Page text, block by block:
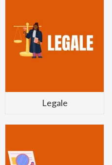
Legale